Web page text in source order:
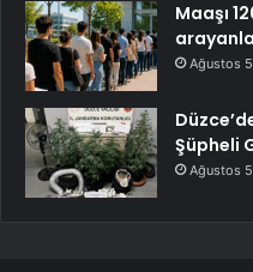
Maaşı
Ağustos
Şüpheli
Ağustos